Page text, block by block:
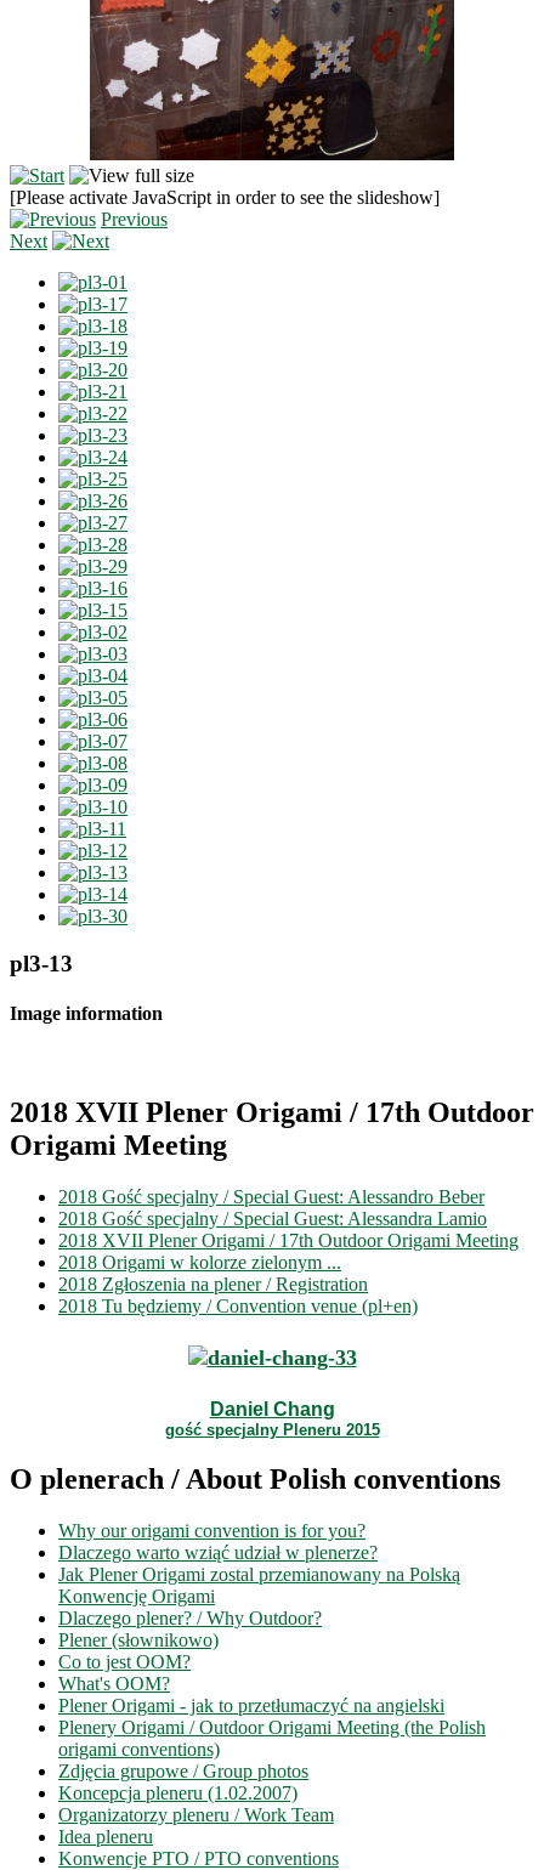
[Please activate JavaScript in order to see the slideshow]
Previous
Next
pl3-13
Image information
2018 XVII Plener Origami / 17th Outdoor
Origami Meeting
2018 Gość specjalny / Special Guest: Alessandro Beber
2018 Gość specjalny / Special Guest: Alessandra Lamio
2018 XVII Plener Origami / 17th Outdoor Origami Meeting
2018 Origami w kolorze zielonym ...
2018 Zgłoszenia na plener / Registration
2018 Tu będziemy / Convention venue (pl+en)
Daniel Chang
gość specjalny Pleneru 2015
O plenerach / About Polish conventions
Why our origami convention is for you?
Dlaczego warto wziąć udział w plenerze?
Jak Plener Origami zostal przemianowany na Polską
Konwencję Origami
Dlaczego plener? / Why Outdoor?
Plener (słownikowo)
Co to jest OOM?
What's OOM?
Plener Origami - jak to przetłumaczyć na angielski
Plenery Origami / Outdoor Origami Meeting (the Polish
origami conventions)
Zdjęcia grupowe / Group photos
Koncepcja pleneru (1.02.2007)
Organizatorzy pleneru / Work Team
Idea pleneru
Konwencje PTO / PTO conventions